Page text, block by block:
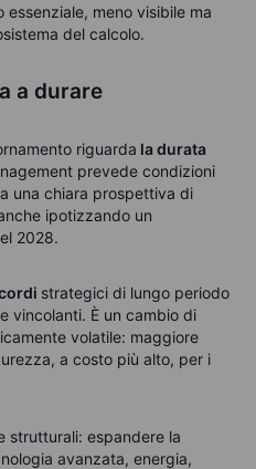
meno visibile ma
del calcolo.
a durare
riguarda la durata
prevede condizioni
una chiara prospettiva di
ipotizzando un
2028.
strategici di lungo periodo
vincolanti. È un cambio di
volatile: maggiore
a costo più alto, per i
strutturali: espandere la
avanzata, energia,